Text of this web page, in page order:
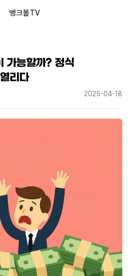
뱅크몰TV
가능할까? 정식
리다
2025-04-18